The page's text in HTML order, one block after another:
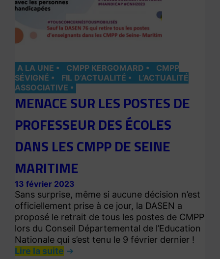
A LA UNE CMPP KERGOMARD
CMPP
SÉVIGNÉ
FIL D’ACTUALITÉ
L’ACTUALITÉ
ASSOCIATIVE
MENACE SUR LES POSTES DE
PROFESSEUR DES ÉCOLES
DANS LES CMPP DE SEINE
MARITIME
13 février 2023
Sans surprise, même si aucune décision n’est
officiellement prise à ce jour, la DASEN a
proposé le retrait de tous les postes de CMPP
lors du Conseil Départemental de l’Education
Nationale qui s’est tenu le 9 février dernier !
Lire la suite